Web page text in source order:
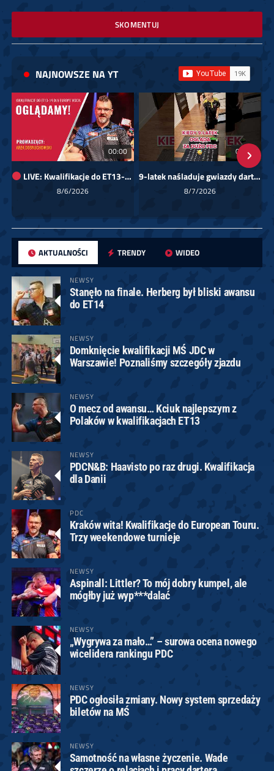
SKOMENTUJ
NAJNOWSZE NA YT
00:00
LIVE: Kwalifikacje do ET13-14 dla Europy Wschodniej
8/6/2026
01:08
9-latek naśladuje gwiazdy darta!
8/7/2026
AKTUALNOŚCI TRENDY WIDEO
NEWSY
Stanęło na finale. Herberg był bliski awansu
do ET14
NEWSY
Domknięcie kwalifikacji MŚ JDC w
Warszawie! Poznaliśmy szczegóły zjazdu
NEWSY
O mecz od awansu… Kciuk najlepszym z
Polaków w kwalifikacjach ET13
NEWSY
PDCN&B: Haavisto po raz drugi. Kwalifikacja
dla Danii
PDC
Kraków wita! Kwalifikacje do European Touru.
Trzy weekendowe turnieje
NEWSY
Aspinall: Littler? To mój dobry kumpel, ale
mógłby już wyp***dalać
NEWSY
„Wygrywa za mało…” – surowa ocena nowego
wicelidera rankingu PDC
NEWSY
PDC ogłosiła zmiany. Nowy system sprzedaży
biletów na MŚ
NEWSY
Samotność na własne życzenie. Wade